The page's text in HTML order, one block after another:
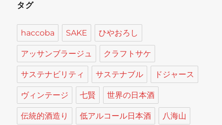
タグ
haccoba SAKE ひやおろし
アッサンブラージュ クラフトサケ
サステナビリティ サステナブル ドジャース
ヴィンテージ 七賢 世界の日本酒
伝統的酒造り 低アルコール日本酒 八海山